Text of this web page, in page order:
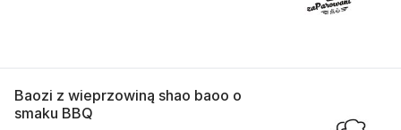
Baozi z wieprzowiną shao baoo o
smaku BBQ